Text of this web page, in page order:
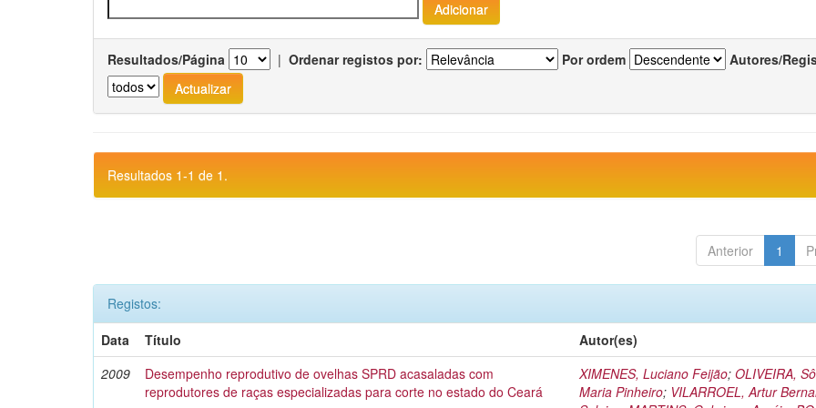
Resultados/Página | Ordenar registos por: Por ordem Autores/
Resultados 1-1 de 1.
Anterior 1
Registos:
Data
Título
Autor(es)
2009
Desempenho reprodutivo de ovelhas SPRD acasaladas com
reprodutores de raças especializadas para corte no estado do Ceará
XIMENES, Luciano Feijão;OLIVEIRA,
Maria Pinheiro; VILARROEL, Artur